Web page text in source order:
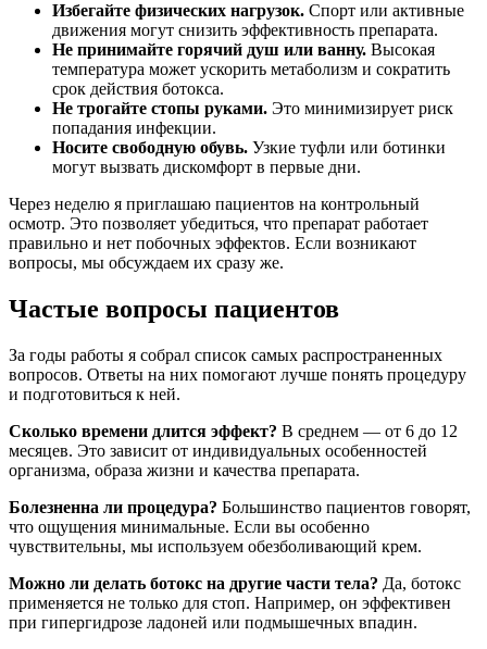
Избегайте физических нагрузок. Спорт или активные
движения могут снизить эффективность препарата.
Не принимайте горячий душ или ванну. Высокая
температура может ускорить метаболизм и сократить
срок действия ботокса.
Не трогайте стопы руками. Это минимизирует риск
попадания инфекции.
Носите свободную обувь. Узкие туфли или ботинки
могут вызвать дискомфорт в первые дни.
Через неделю я приглашаю пациентов на контрольный
осмотр. Это позволяет убедиться, что препарат работает
правильно и нет побочных эффектов. Если возникают
вопросы, мы обсуждаем их сразу же.
Частые вопросы пациентов
За годы работы я собрал список самых распространенных
вопросов. Ответы на них помогают лучше понять процедуру
и подготовиться к ней.
Сколько времени длится эффект? В среднем — от 6 до 12
месяцев. Это зависит от индивидуальных особенностей
организма, образа жизни и качества препарата.
Болезненна ли процедура? Большинство пациентов говорят,
что ощущения минимальные. Если вы особенно
чувствительны, мы используем обезболивающий крем.
Можно ли делать ботокс на другие части тела? Да, ботокс
применяется не только для стоп. Например, он эффективен
при гипергидрозе ладоней или подмышечных впадин.